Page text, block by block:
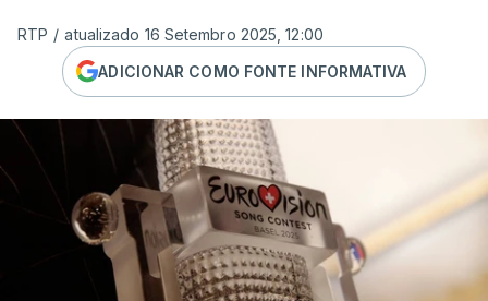
RTP / atualizado 16 Setembro 2025, 12:00
ADICIONAR COMO FONTE INFORMATIVA